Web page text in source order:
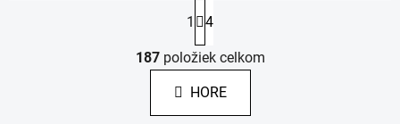
O
v
l
á
t
r
á
n
k
1 4
187položiek celkom
HORE